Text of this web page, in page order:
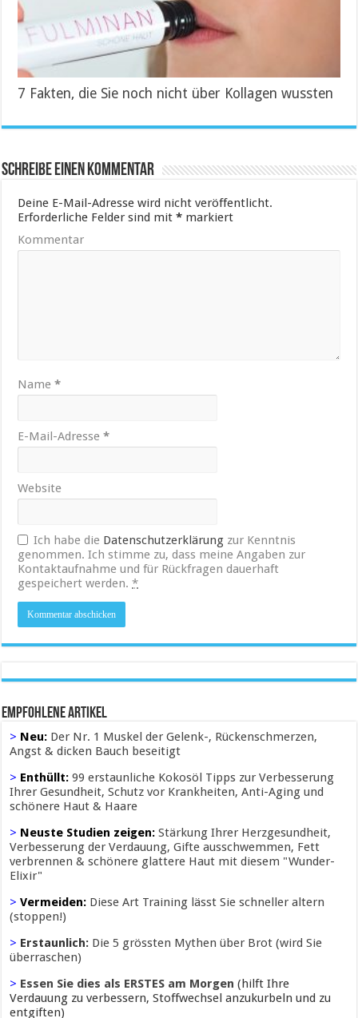
7 Fakten, die Sie noch nicht über Kollagen wussten
Schreibe einen Kommentar
Deine E-Mail-Adresse wird nicht veröffentlicht.
Erforderliche Felder sind mit* markiert
Kommentar
Name*
E-Mail-Adresse*
Website
Ich habe die Datenschutzerklärung zur Kenntnis
genommen. Ich stimme zu, dass meine Angaben zur
Kontaktaufnahme und für Rückfragen dauerhaft
gespeichert werden.*
Empfohlene Artikel
> Neu: Der Nr. 1 Muskel der Gelenk-, Rückenschmerzen,
Angst & dicken Bauch beseitigt
> Enthüllt:99 erstaunliche Kokosöl Tipps zur Verbesserung
Ihrer Gesundheit, Schutz vor Krankheiten, Anti-Aging und
schönere Haut & Haare
> Neuste Studien zeigen:Stärkung Ihrer Herzgesundheit,
Verbesserung der Verdauung, Gifte ausschwemmen, Fett
verbrennen & schönere glattere Haut mit diesem "Wunder-
Elixir"
> Vermeiden: Diese Art Training lässt Sie schneller altern
(stoppen!)
> Erstaunlich: Die 5 grössten Mythen über Brot (wird Sie
überraschen)
> Essen Sie dies als ERSTES am Morgen (hilft Ihre
Verdauung zu verbessern, Stoffwechsel anzukurbeln und zu
entgiften)